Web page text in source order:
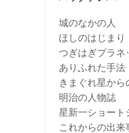
城のなかの人
ほしのはじま
つぎはぎプラネ
ありふれた手法
きまぐれ星から
明治の人物誌
星新一ショート
これからの出来